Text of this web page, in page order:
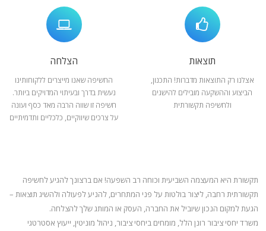
תוצאות
אצלנו רק התוצאות מדברות! התכנון,
הביצוע וההשקעה מובילים להישגים
ולחשיפה תקשורתית
הצלחה
החשיפה שאנו מייצרים ללקוחותינו
נעשית בדרך ובעיתוי המדויקים ביותר.
חשיפה זו שווה הרבה מאד כסף ועונה
על צרכים שיווקיים, כלכליים ותדמיתיים
תקשורת היא המעצמה השביעית וכוחה רב השפעה! אם ברצונך להגיע לחשיפה
תקשורתית רחבה, ליצור בולטות על פני המתחרים, להניעלפעולה ולהשיג תוצאות –
הגעת למקום הנכון שיוביל את החברה, העסק או המותג שלך להצלחה.
משרד יחסי ציבור רונן הלל, מומחים ביחסי ציבור, ניהול מוניטין, ייעוץ אסטרטגי